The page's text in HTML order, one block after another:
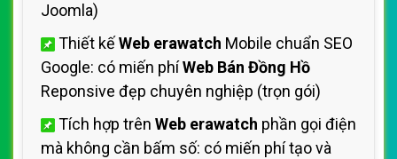
Joomla)
Thiết kếWeb erawatch Mobile chuẩn SEO
Google: có miến phíWeb Bán Đồng Hồ
Reponsive đẹp chuyên nghiệp (trọn gói)
Tích hợp trên Web erawatch phần gọi điện
mà không cần bấm số: có miến phí tạo và